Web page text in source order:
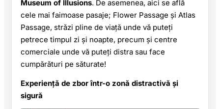
Museum of Illusions. De asemenea, aici se află
cele mai faimoase pasaje; Flower Passage și Atlas
Passage, străzi pline de viață unde vă puteți
petrece timpul zi și noapte, precum și centre
comerciale unde vă puteți distra sau face
cumpărături pe săturate!
Experiență de zbor într-o zonă distractivă și
sigură